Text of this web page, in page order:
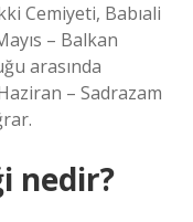
Cemiyeti, Babıali
– Balkan
arasında
– Sadrazam
nedir?